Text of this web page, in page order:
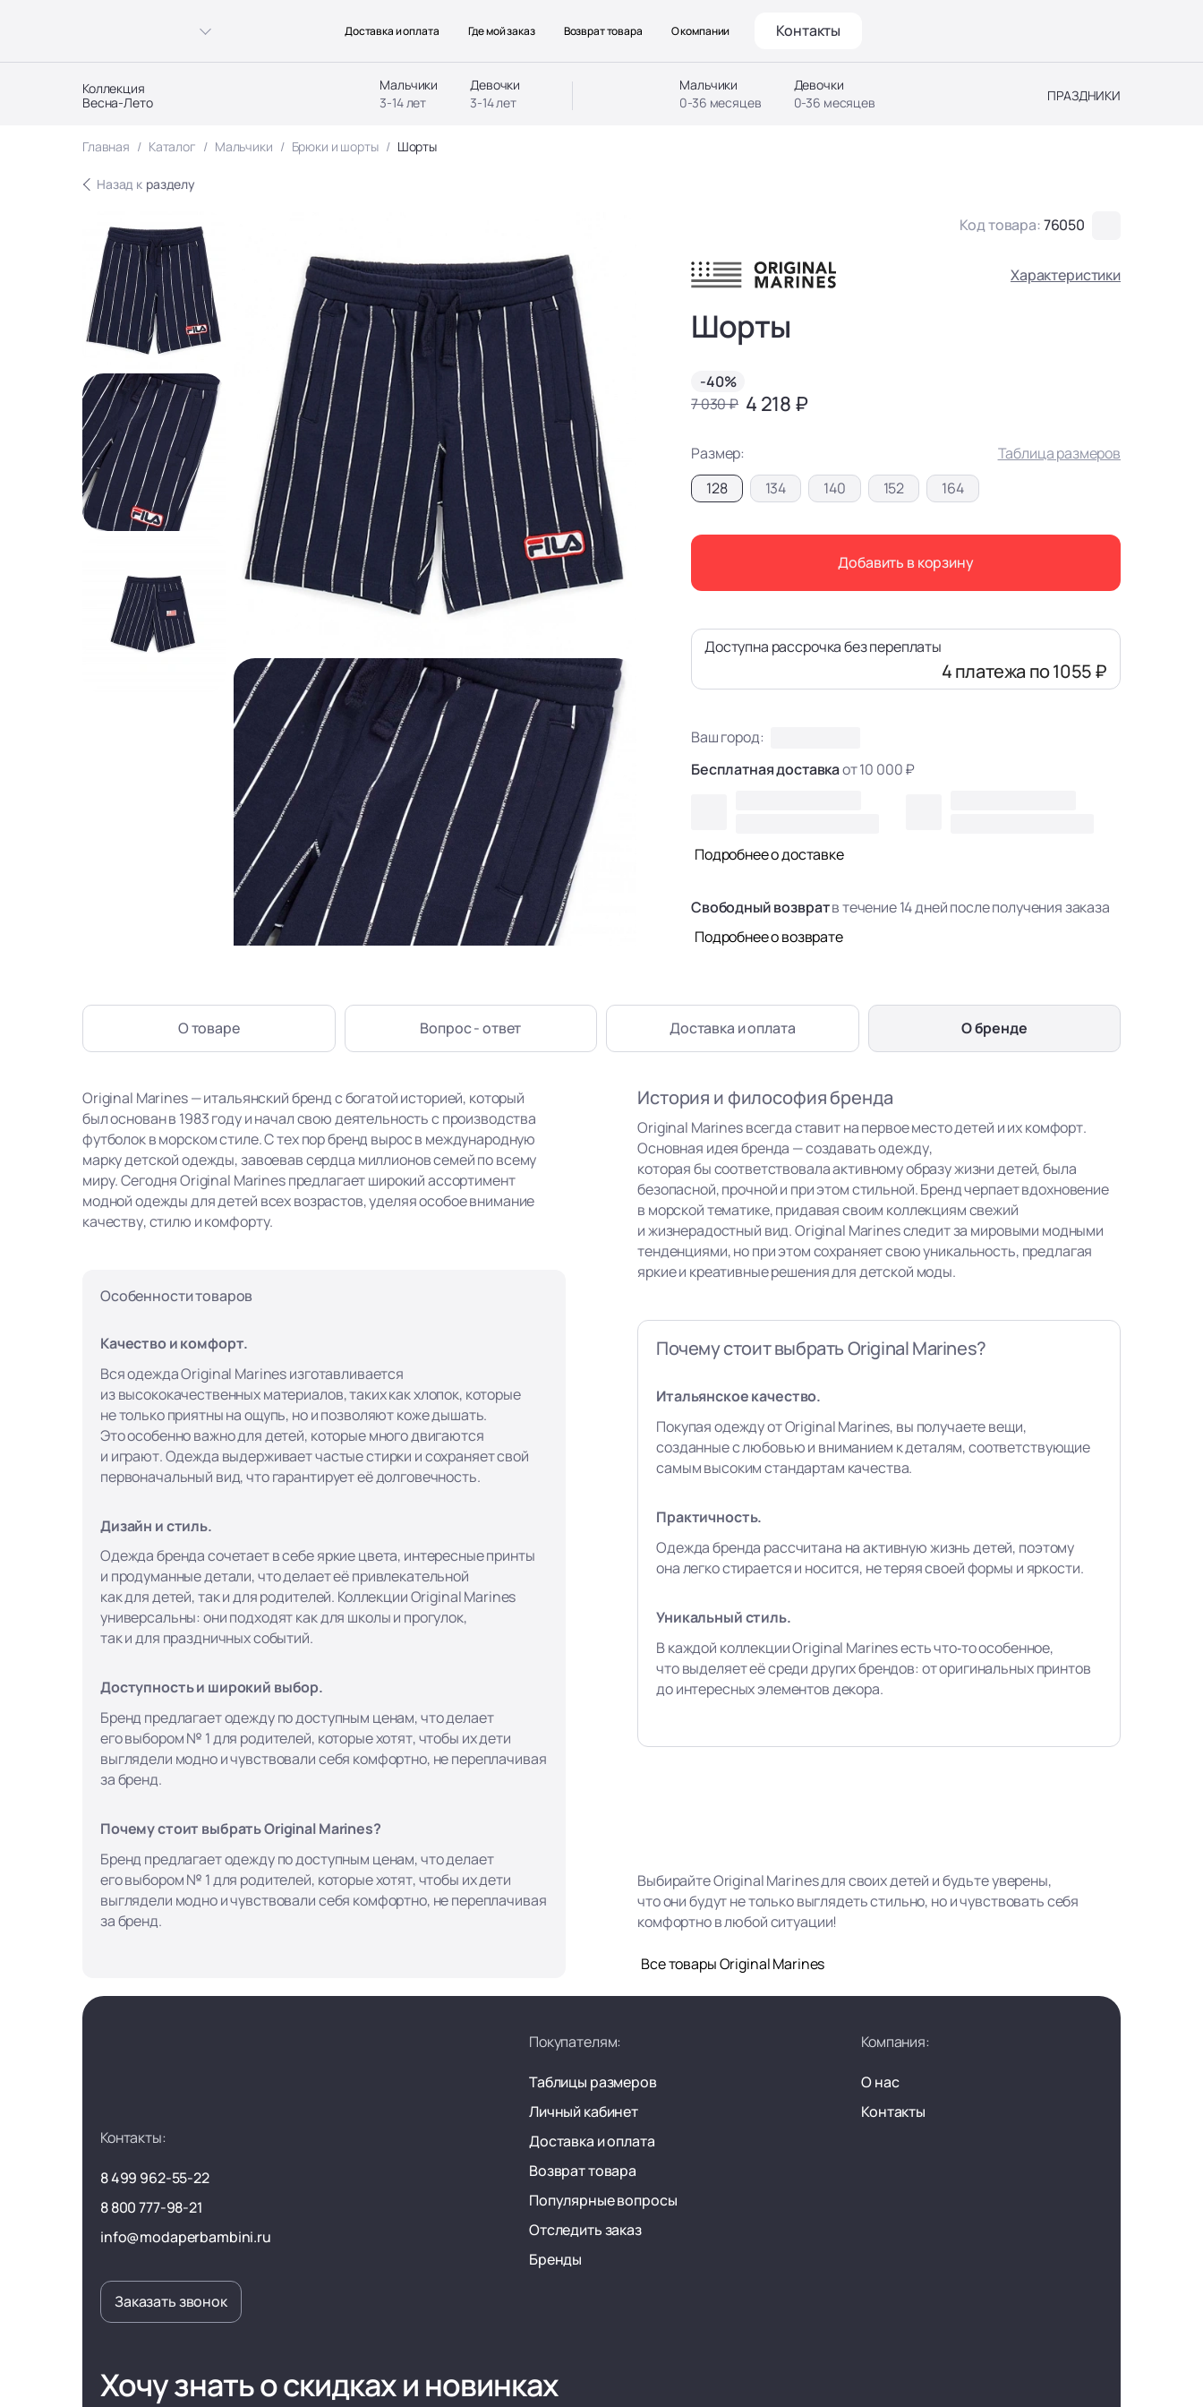
Коллекция
Весна-Лето
Мальчики
3-14 лет
Девочки
3-14 лет
Мальчики
0-36 месяцев
Девочки
0-36 месяцев
ПРАЗДНИКИ
Доставка и оплата Где мой заказ Возврат товара О компании Контакты
Главная Каталог Мальчики Брюки и шорты Шорты
Назад к разделу
Код товара:76050
Характеристики
Шорты
-40%
7 030 ₽ 4 218 ₽
Размер:
Таблица размеров
128
134 140 152 164
Добавить в корзину
Доступна рассрочка без переплаты
4 платежа по 1055 ₽
Ваш город:
Бесплатная доставкаот 10 000 ₽
Подробнее о доставке
Свободный возвратв течение 14 дней после получения заказа
Подробнее о возврате
О товаре Вопрос - ответ Доставка и оплата О бренде
Original Marines — итальянский бренд с богатой историей, который
был основан в 1983 году и начал свою деятельность с производства
футболок в морском стиле. С тех пор бренд вырос в международную
марку детской одежды, завоевав сердца миллионов семей по всему
миру. Сегодня Original Marines предлагает широкий ассортимент
модной одежды для детей всех возрастов, уделяя особое внимание
качеству, стилю и комфорту.
Особенности товаров
Качество и комфорт.
Вся одежда Original Marines изготавливается
из высококачественных материалов, таких как хлопок, которые
не только приятны на ощупь, но и позволяют коже дышать.
Это особенно важно для детей, которые много двигаются
и играют. Одежда выдерживает частые стирки и сохраняет свой
первоначальный вид, что гарантирует её долговечность.
Дизайн и стиль.
Одежда бренда сочетает в себе яркие цвета, интересные принты
и продуманные детали, что делает её привлекательной
как для детей, так и для родителей. Коллекции Original Marines
универсальны: они подходят как для школы и прогулок,
так и для праздничных событий.
Доступность и широкий выбор.
Бренд предлагает одежду по доступным ценам, что делает
его выбором № 1 для родителей, которые хотят, чтобы их дети
выглядели модно и чувствовали себя комфортно, не переплачивая
за бренд.
Почему стоит выбрать Original Marines?
Бренд предлагает одежду по доступным ценам, что делает
его выбором № 1 для родителей, которые хотят, чтобы их дети
выглядели модно и чувствовали себя комфортно, не переплачивая
за бренд.
История и философия бренда
Original Marines всегда ставит на первое место детей и их комфорт.
Основная идея бренда — создавать одежду,
которая бы соответствовала активному образу жизни детей, была
безопасной, прочной и при этом стильной. Бренд черпает вдохновение
в морской тематике, придавая своим коллекциям свежий
и жизнерадостный вид. Original Marines следит за мировыми модными
тенденциями, но при этом сохраняет свою уникальность, предлагая
яркие и креативные решения для детской моды.
Почему стоит выбрать Original Marines?
Итальянское качество.
Покупая одежду от Original Marines, вы получаете вещи,
созданные с любовью и вниманием к деталям, соответствующие
самым высоким стандартам качества.
Практичность.
Одежда бренда рассчитана на активную жизнь детей, поэтому
она легко стирается и носится, не теряя своей формы и яркости.
Уникальный стиль.
В каждой коллекции Original Marines есть что‑то особенное,
что выделяет её среди других брендов: от оригинальных принтов
до интересных элементов декора.
Выбирайте Original Marines для своих детей и будьте уверены,
что они будут не только выглядеть стильно, но и чувствовать себя
комфортно в любой ситуации!
Все товары Original Marines
Контакты:
8 499 962-55-22
8 800 777-98-21
info@modaperbambini.ru
Заказать звонок
Покупателям:
Таблицы размеров
Личный кабинет
Доставка и оплата
Возврат товара
Популярные вопросы
Отследить заказ
Бренды
Компания:
О нас
Контакты
Хочу знать о скидках и новинках